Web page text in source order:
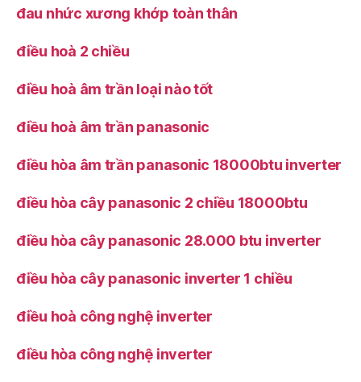
đau nhức xương khớp toàn thân
điều hoà 2 chiều
điều hoà âm trần loại nào tốt
điều hoà âm trần panasonic
điều hòa âm trần panasonic 18000btu inverter
điều hòa cây panasonic 2 chiều 18000btu
điều hòa cây panasonic 28.000 btu inverter
điều hòa cây panasonic inverter 1 chiều
điều hoà công nghệ inverter
điều hòa công nghệ inverter